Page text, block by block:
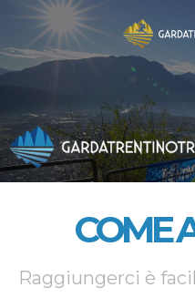
COME
Raggiungerci è